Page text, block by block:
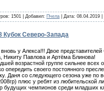
1501 | Добавил: Пчела | Дата: 08.04.2019
Кубок Северо-Запада
вновь у Алекса!!! Двое
Никиту Павлова и Артёма Блинова!
возрастной группе сильнее всех
опередить своего постоянного
Даня со следующего сезона уже по
плюс у ребят из любительской
будущих чемпионов среди младших